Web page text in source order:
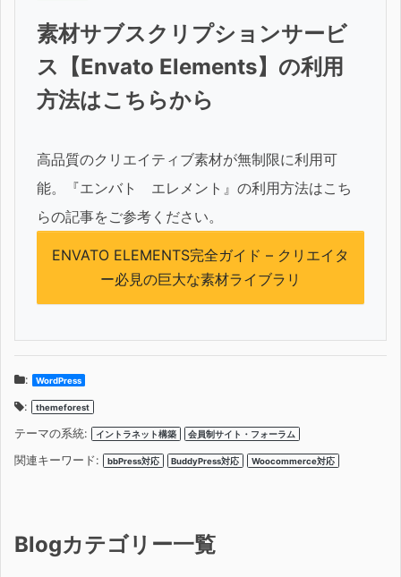
素材サブスクリプションサービ
ス【Envato Elements】の利用
方法はこちらから
高品質のクリエイティブ素材が無制限に利用可
能。『エンバト エレメント』の利用方法はこち
らの記事をご参考ください。
ENVATO ELEMENTS完全ガイド – クリエイタ
ー必見の巨大な素材ライブラリ
: WordPress
: themeforest
テーマの系統: イントラネット構築 会員制サイト・フォーラム
関連キーワード: bbPress対応 BuddyPress対応 Woocommerce対応
Blogカテゴリー一覧